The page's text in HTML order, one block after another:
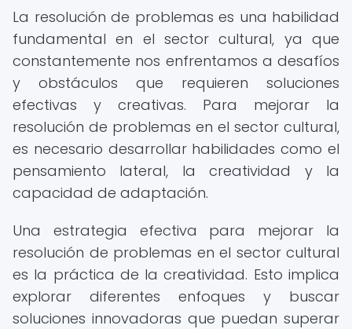
La resolución de problemas es una habilidad
fundamental en el sector cultural, ya que
constantemente nos enfrentamos a desafíos
y obstáculos que requieren soluciones
efectivas y creativas. Para mejorar la
resolución de problemas en el sector cultural,
es necesario desarrollar habilidades como el
pensamiento lateral, la creatividad y la
capacidad de adaptación.
Una estrategia efectiva para mejorar la
resolución de problemas en el sector cultural
es la práctica de la creatividad. Esto implica
explorar diferentes enfoques y buscar
soluciones innovadoras que puedan superar